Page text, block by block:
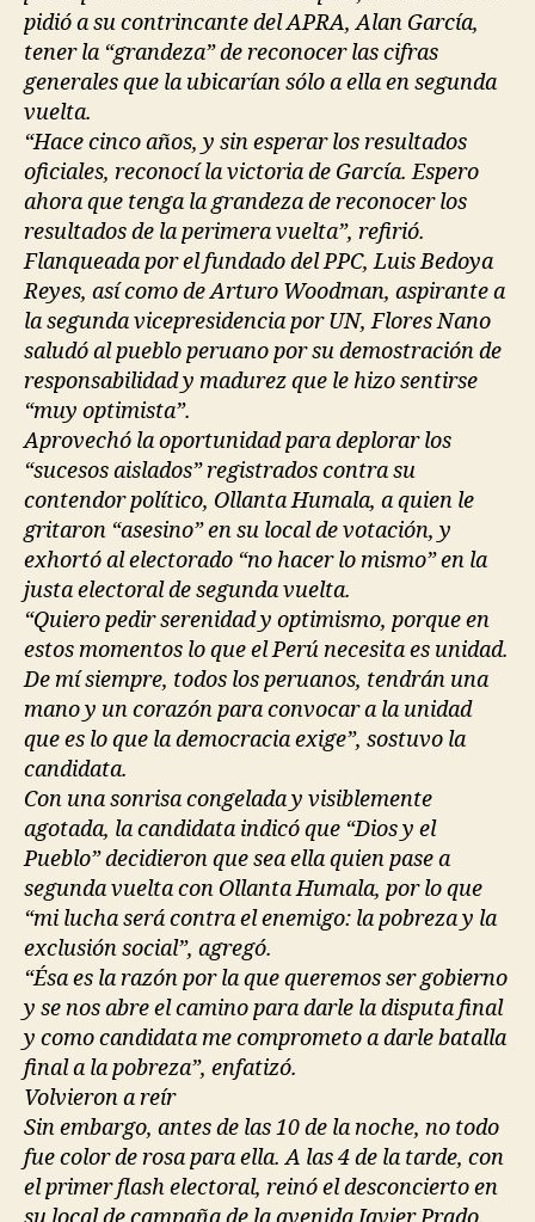
pidió a su contrincante del APRA, Alan García,
tener la “grandeza” de reconocer las cifras
generales que la ubicarían sólo a ella en segunda
vuelta.
“Hace cinco años, y sin esperar los resultados
oficiales, reconocí la victoria de García. Espero
ahora que tenga la grandeza de reconocer los
resultados de la perimera vuelta”, refirió.
Flanqueada por el fundado del PPC, Luis Bedoya
Reyes, así como de Arturo Woodman, aspirante a
la segunda vicepresidencia por UN, Flores Nano
saludó al pueblo peruano por su demostración de
responsabilidad y madurez que le hizo sentirse
“muy optimista”.
Aprovechó la oportunidad para deplorar los
“sucesos aislados” registrados contra su
contendor político, Ollanta Humala, a quien le
gritaron “asesino” en su local de votación, y
exhortó al electorado “no hacer lo mismo” en la
justa electoral de segunda vuelta.
“Quiero pedir serenidad y optimismo, porque en
estos momentos lo que el Perú necesita es unidad.
De mí siempre, todos los peruanos, tendrán una
mano y un corazón para convocar a la unidad
que es lo que la democracia exige”, sostuvo la
candidata.
Con una sonrisa congelada y visiblemente
agotada, la candidata indicó que “Dios y el
Pueblo” decidieron que sea ella quien pase a
segunda vuelta con Ollanta Humala, por lo que
“mi lucha será contra el enemigo: la pobreza y la
exclusión social”, agregó.
“Ésa es la razón por la que queremos ser gobierno
y se nos abre el camino para darle la disputa final
y como candidata me comprometo a darle batalla
final a la pobreza”, enfatizó.
Volvieron a reír
Sin embargo, antes de las 10 de la noche, no todo
fue color de rosa para ella. A las 4 de la tarde, con
el primer flash electoral, reinó el desconcierto en